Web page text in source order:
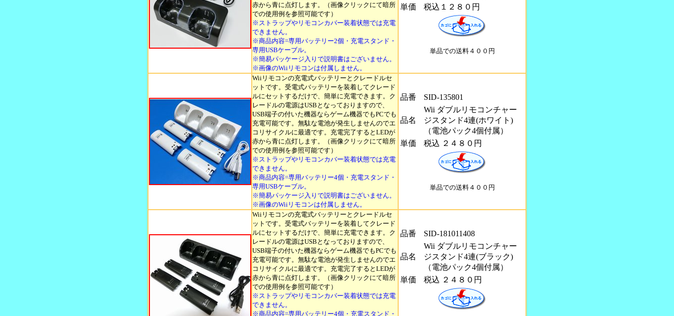
赤から青に点灯します。（画像クリックにて暗所
での使用例を参照可能です）
※ストラップやリモコンカバー装着状態では充電
できません。
※商品内容=専用バッテリー2個・充電スタンド・
専用USBケーブル。
※簡易パッケージ入りで説明書はございません。
※画像のWiiリモコンは付属しません。
単価
税込１２８０円
単品での送料４００円
Wiiリモコンの充電式バッテリーとクレードルセ
ットです。受電式バッテリーを装着してクレード
ルにセットするだけで、簡単に充電できます。ク
レードルの電源はUSBとなっておりますので、
USB端子の付いた機器ならゲーム機器でもPCでも
充電可能です。無駄な電池が発生しませんのでエ
コリサイクルに最適です。充電完了するとLEDが
赤から青に点灯します。（画像クリックにて暗所
での使用例を参照可能です）
※ストラップやリモコンカバー装着状態では充電
できません。
※商品内容=専用バッテリー4個・充電スタンド・
専用USBケーブル。
※簡易パッケージ入りで説明書はございません。
※画像のWiiリモコンは付属しません。
品番 SID-135801
品名
Wii ダブルリモコンチャー
ジスタンド4連(ホワイト)
（電池パック4個付属）
単価
税込 ２４８０円
単品での送料４００円
Wiiリモコンの充電式バッテリーとクレードルセ
ットです。受電式バッテリーを装着してクレード
ルにセットするだけで、簡単に充電できます。ク
レードルの電源はUSBとなっておりますので、
USB端子の付いた機器ならゲーム機器でもPCでも
充電可能です。無駄な電池が発生しませんのでエ
コリサイクルに最適です。充電完了するとLEDが
赤から青に点灯します。（画像クリックにて暗所
での使用例を参照可能です）
※ストラップやリモコンカバー装着状態では充電
できません。
※商品内容=専用バッテリー4個・充電スタンド・
品番 SID-181011408
品名
Wii ダブルリモコンチャー
ジスタンド4連(ブラック)
（電池パック4個付属）
単価
税込 ２４８０円